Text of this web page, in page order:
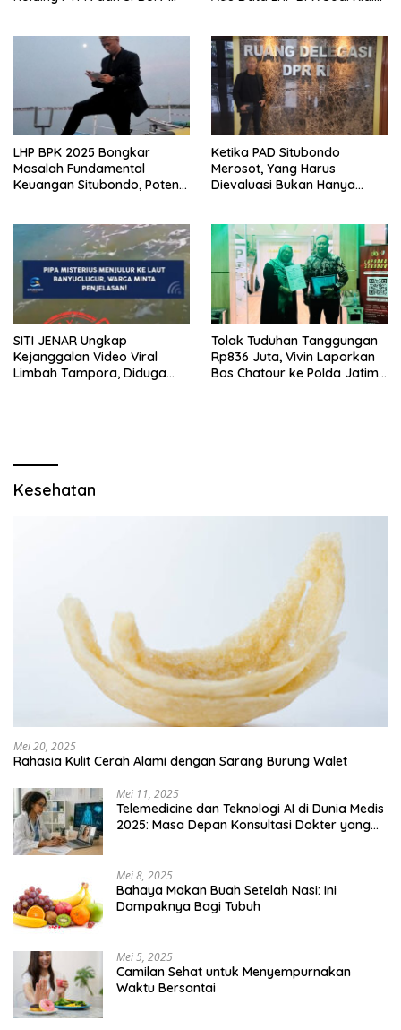
LHP BPK 2025 Bongkar
Masalah Fundamental
Keuangan Situbondo, Potensi
dipertanyakan
Ketika PAD Situbondo
Merosot, Yang Harus
Dievaluasi Bukan Hanya
Rumah Tangganya Sendiri.
SITI JENAR Ungkap
Kejanggalan Video Viral
Limbah Tampora, Diduga
Tolak Tuduhan Tanggungan
Rp836 Juta, Vivin Laporkan
Bos Chatour ke Polda Jatim
Kesehatan
Mei 20, 2025
Rahasia Kulit Cerah Alami dengan Sarang Burung Walet
Mei 11, 2025
Telemedicine dan Teknologi AI di Dunia Medis
2025: Masa Depan Konsultasi Dokter yang
Mei 8, 2025
Bahaya Makan Buah Setelah Nasi: Ini
Dampaknya Bagi Tubuh
Mei 5, 2025
Camilan Sehat untuk Menyempurnakan
Waktu Bersantai